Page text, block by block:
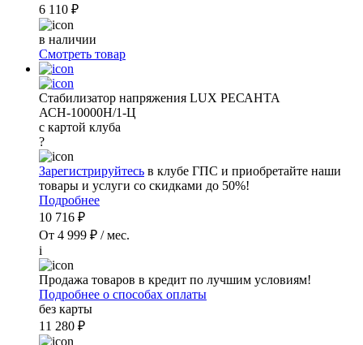
6 110 ₽
в наличии
Смотреть товар
Стабилизатор напряжения LUX РЕСАНТА
АСН-10000Н/1-Ц
с картой клуба
?
Зарегистрируйтесь в клубе ГПС и приобретайте наши
товары и услуги со скидками до 50%!
Подробнее
10 716 ₽
От 4 999 ₽ / мес.
i
Продажа товаров в кредит по лучшим условиям!
Подробнее о способах оплаты
без карты
11 280 ₽